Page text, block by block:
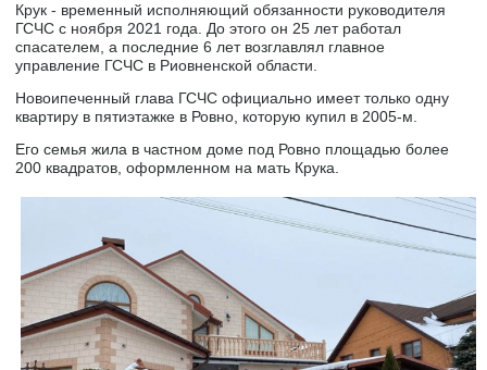
Крук - временный исполняющий обязанности руководителя
ГСЧС с ноября 2021 года. До этого он 25 лет работал
спасателем, а последние 6 лет возглавлял главное
управление ГСЧС в Риовненской области.
Новоипеченный глава ГСЧС официально имеет только одну
квартиру в пятиэтажке в Ровно, которую купил в 2005-м.
Его семья жила в частном доме под Ровно площадью более
200 квадратов, оформленном на мать Крука.